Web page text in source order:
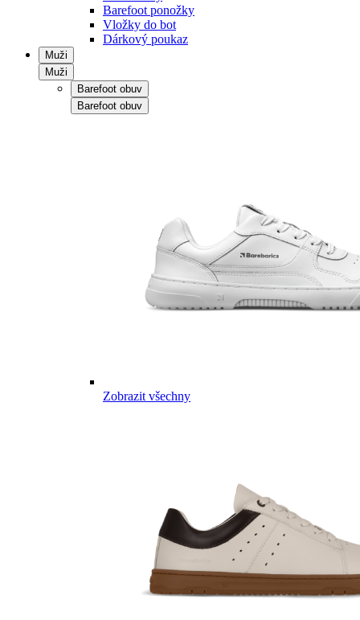
Barefoot ponožky
Vložky do bot
Dárkový poukaz
Muži
Muži
Barefoot obuv
Barefoot obuv
Zobrazit všechny